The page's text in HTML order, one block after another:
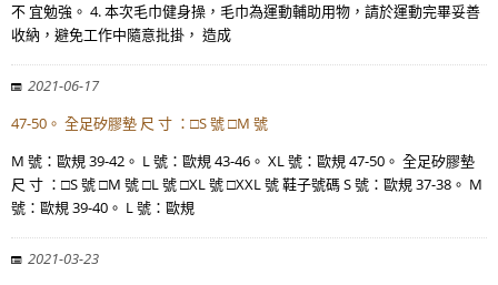
不 宜勉強。 4. 本次毛巾健身操，毛巾為運動輔助用物，請於運動完畢妥善
收納，避免工作中隨意批掛， 造成
2021-06-17
47-50。 全足矽膠墊 尺 寸 ：□S 號 □M 號
M 號：歐規 39-42。 L 號：歐規 43-46。 XL 號：歐規 47-50。 全足矽膠墊
尺 寸 ：□S 號 □M 號 □L 號 □XL 號 □XXL 號 鞋子號碼 S 號：歐規 37-38。 M
號：歐規 39-40。 L 號：歐規
2021-03-23